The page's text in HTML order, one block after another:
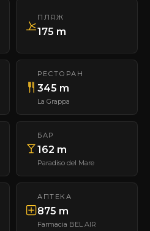
ПЛЯЖ
175 m
РЕСТОРАН
345 m
La Grappa
БАР
162 m
Paradiso del Mare
АПТЕКА
875 m
Farmacia BEL AIR